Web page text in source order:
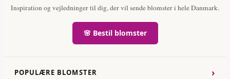
Inspiration og vejledninger til dig, der vil sende blomster i hele Danmark.
🌸 Bestil blomster
POPULÆRE BLOMSTER ›